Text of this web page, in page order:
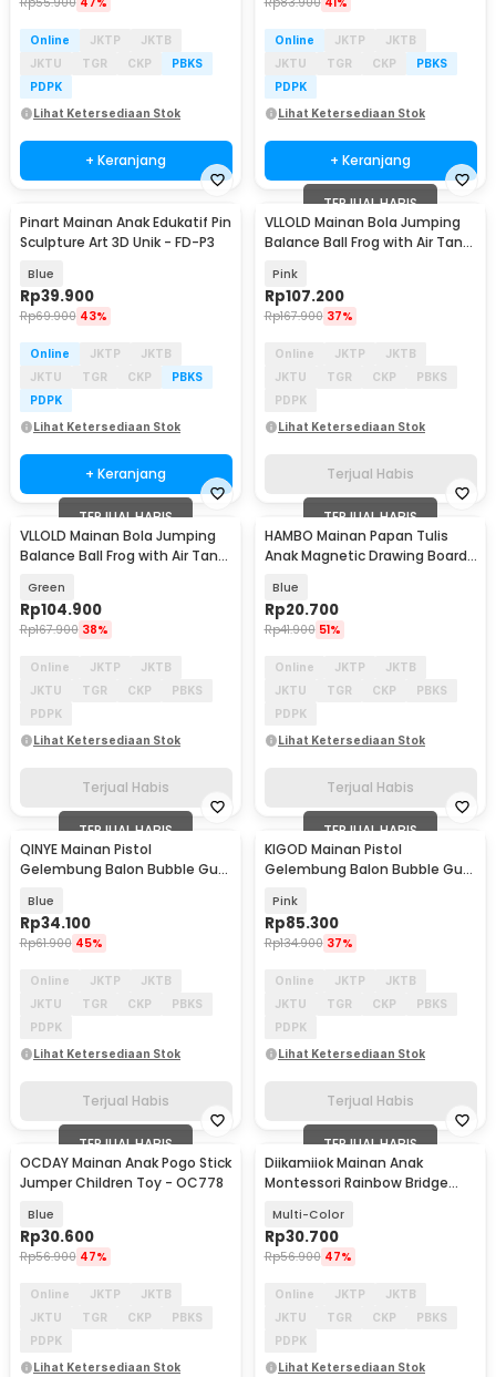
Online JKTP
JKTB
JKTU
TGR CKP
PBKS
PDPK
Lihat Ketersediaan Stok
+ Keranjang
Online JKTP
JKTB
JKTU
TGR CKP
PBKS
PDPK
Lihat Ketersediaan Stok
+ Keranjang
Pinart Mainan Anak Edukatif Pin
Sculpture Art 3D Unik - FD-P3
Blue
Rp39.900
Rp69.900 43%
Online JKTP
JKTB
JKTU
TGR CKP
PBKS
PDPK
Lihat Ketersediaan Stok
+ Keranjang
TERJUAL HABIS
VLLOLD Mainan Bola Jumping
Balance Ball Frog with Air Tank
Pink
Rp107.200
Rp167.900 37%
Online JKTP
JKTB
JKTU
TGR CKP
PBKS
PDPK
Lihat Ketersediaan Stok
Terjual Habis
TERJUAL HABIS
VLLOLD Mainan Bola Jumping
Balance Ball Frog with Air Tank
Green
Rp104.900
Rp167.900 38%
Online JKTP
JKTB
JKTU
TGR CKP
PBKS
PDPK
Lihat Ketersediaan Stok
Terjual Habis
TERJUAL HABIS
HAMBO Mainan Papan Tulis
Anak Magnetic Drawing Board
Blue
Rp20.700
Rp41.900 51%
Online JKTP
JKTB
JKTU
TGR CKP
PBKS
PDPK
Lihat Ketersediaan Stok
Terjual Habis
TERJUAL HABIS
QINYE Mainan Pistol
Gelembung Balon Bubble Gun
Blue
Rp34.100
Rp61.900 45%
Online JKTP
JKTB
JKTU
TGR CKP
PBKS
PDPK
Lihat Ketersediaan Stok
Terjual Habis
TERJUAL HABIS
KIGOD Mainan Pistol
Gelembung Balon Bubble Gun
Pink
Rp85.300
Rp134.900 37%
Online JKTP
JKTB
JKTU
TGR CKP
PBKS
PDPK
Lihat Ketersediaan Stok
Terjual Habis
TERJUAL HABIS
OCDAY Mainan Anak Pogo Stick
Jumper Children Toy - OC778
Blue
Rp30.600
Rp56.900 47%
Online JKTP
JKTB
JKTU
TGR CKP
PBKS
PDPK
Lihat Ketersediaan Stok
TERJUAL HABIS
Diikamiiok Mainan Anak
Montessori Rainbow Bridge
Multi-Color
Rp30.700
Rp56.900 47%
Online JKTP
JKTB
JKTU
TGR CKP
PBKS
PDPK
Lihat Ketersediaan Stok